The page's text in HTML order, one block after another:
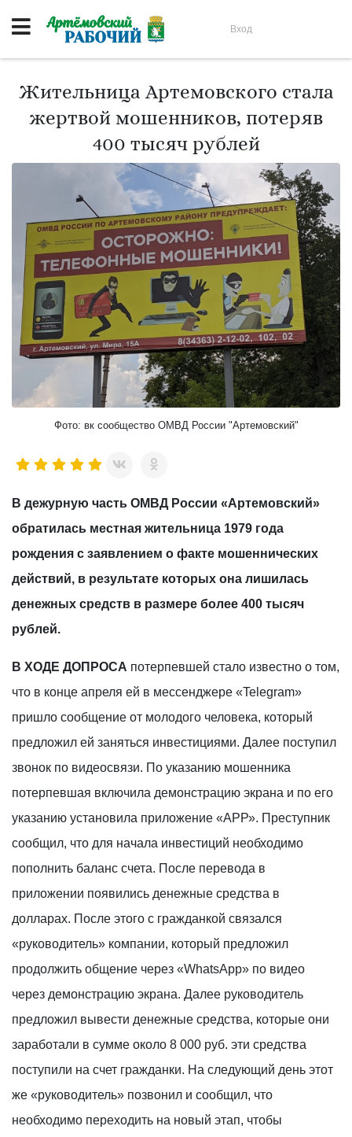
Вход
Жительница Артемовского стала
жертвой мошенников, потеряв
400 тысяч рублей
Фото: вк сообщество ОМВД России "Артемовский"
В дежурную часть ОМВД России «Артемовский»
обратилась местная жительница 1979 года
рождения с заявлением о факте мошеннических
действий, в результате которых она лишилась
денежных средств в размере более 400 тысяч
рублей.
В ХОДЕ ДОПРОСА потерпевшей стало известно о том,
что в конце апреля ей в мессенджере «Telegram»
пришло сообщение от молодого человека, который
предложил ей заняться инвестициями. Далее поступил
звонок по видеосвязи. По указанию мошенника
потерпевшая включила демонстрацию экрана и по его
указанию установила приложение «АРР». Преступник
сообщил, что для начала инвестиций необходимо
пополнить баланс счета. После перевода в
приложении появились денежные средства в
долларах. После этого с гражданкой связался
«руководитель» компании, который предложил
продолжить общение через «WhatsApp» по видео
через демонстрацию экрана. Далее руководитель
предложил вывести денежные средства, которые они
заработали в сумме около 8 000 руб. эти средства
поступили на счет гражданки. На следующий день этот
же «руководитель» позвонил и сообщил, что
необходимо переходить на новый этап, чтобы